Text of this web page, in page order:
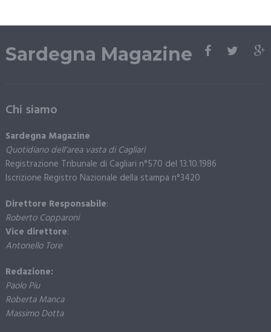
Sardegna Magazine
Chi siamo
Sardegna Magazine
Quotidiano dell’area vasta di Cagliari
Registrazione Tribunale di Cagliari n°570 del 13.10.1986
Iscrizione Registro Nazionale della stampa n°3420
Direttore Responsabile:
Roberto Copparoni
Vice direttore:
Antonello Tore
Redazione:
Paolo Piu
Roberta Manca
Massimo Dotta